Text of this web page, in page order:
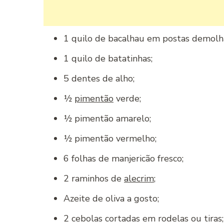
1 quilo de bacalhau em postas
1 quilo de batatinhas;
5 dentes de alho;
½ pimentão verde;
½ pimentão amarelo;
½ pimentão vermelho;
6 folhas de manjericão fresco;
2 raminhos de alecrim;
Azeite de oliva a gosto;
2 cebolas cortadas em rodelas ou tiras;